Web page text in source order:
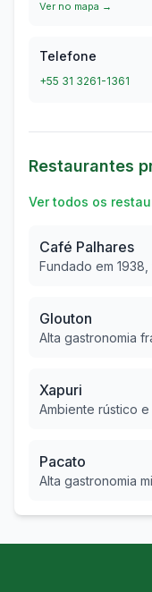
Ver no mapa →
Telefone
+55 31 3261-1361
Restaurantes
Ver todos os
Café Palhares
Glouton
Xapuri
Pacato